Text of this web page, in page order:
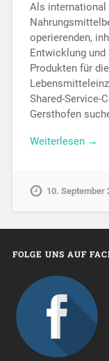
Als international
operierenden,
Entwicklung
Produkten für
Shared-Service-
Gersthofen
Weiterlesen →
10. September
FOLGE UNS AUF